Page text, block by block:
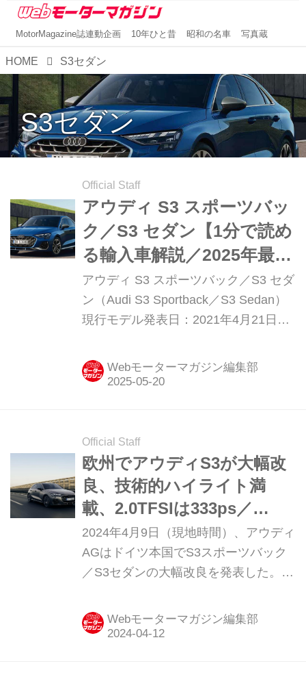
MotorMagazine誌連動企画 10年ひと昔 昭和の名車 写真蔵
HOME S3セダン
S3セダン
Official Staff
アウディ S3 スポーツバッ
ク／S3 セダン【1分で読め
る輸入車解説／2025年最新
版】
アウディ S3 スポーツバック／S3 セダ
ン（Audi S3 Sportback／S3 Sedan）
現行モデル発表日：2021年4月21日車
Webモーターマガジン編集部
Official Staff
欧州でアウディS3が大幅改
良、技術的ハイライト満
載、2.0TFSIは333ps／
420Nmに
2024年4月9日（現地時間）、アウディ
AGはドイツ本国でS3スポーツバック
／S3セダンの大幅改良を発表した。
パワーアップされるなど、さらにパフ
ォーマンスが向上している。欧州で
Webモーターマガジン編集部